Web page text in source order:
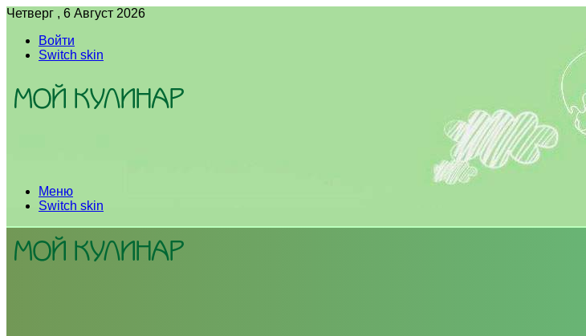
Четверг , 6 Август 2026
Войти
Switch skin
Меню
Switch skin